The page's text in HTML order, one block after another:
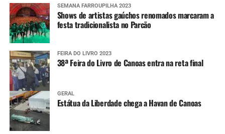
SEMANA FARROUPILHA 2023
Shows de artistas gaúchos renomados marcaram a
festa tradicionalista no Parcão
FEIRA DO LIVRO 2023
38ª Feira do Livro de Canoas entra na reta final
GERAL
Estátua da Liberdade chega a Havan de Canoas